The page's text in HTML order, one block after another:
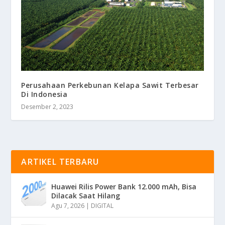
Perusahaan Perkebunan Kelapa Sawit Terbesar
Di Indonesia
Desember 2, 2023
ARTIKEL TERBARU
Huawei Rilis Power Bank 12.000 mAh, Bisa
Dilacak Saat Hilang
Agu 7, 2026 | DIGITAL